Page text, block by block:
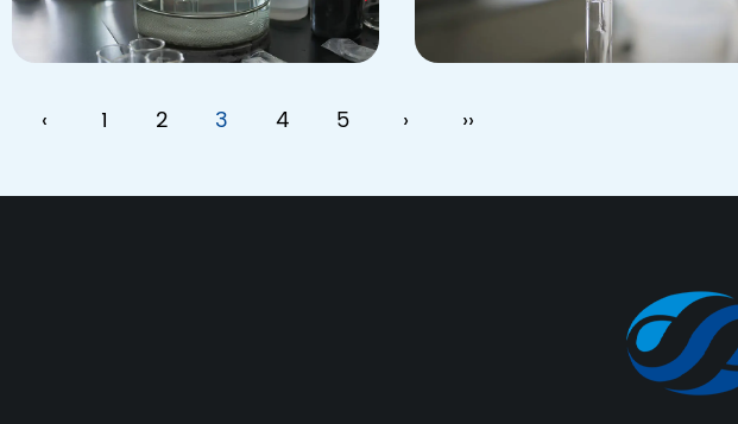
‹ 1 2 3 4 5 › ››